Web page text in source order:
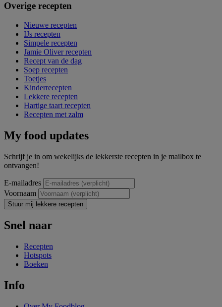
Overige recepten
Nieuwe recepten
IJs recepten
Simpele recepten
Jamie Oliver recepten
Recept van de dag
Soep recepten
Toetjes
Kinderrecepten
Lekkere recepten
Hartige taart recepten
Recepten met zalm
My food updates
Schrijf je in om wekelijks de lekkerste recepten in je mailbox te
ontvangen!
E-mailadres
Voornaam
Stuur mij lekkere recepten
Snel naar
Recepten
Hotspots
Boeken
Info